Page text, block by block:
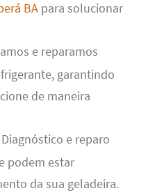
BApara solucionar
e reparamos
garantindo
de maneira
e reparo
podem estar
da sua geladeira.